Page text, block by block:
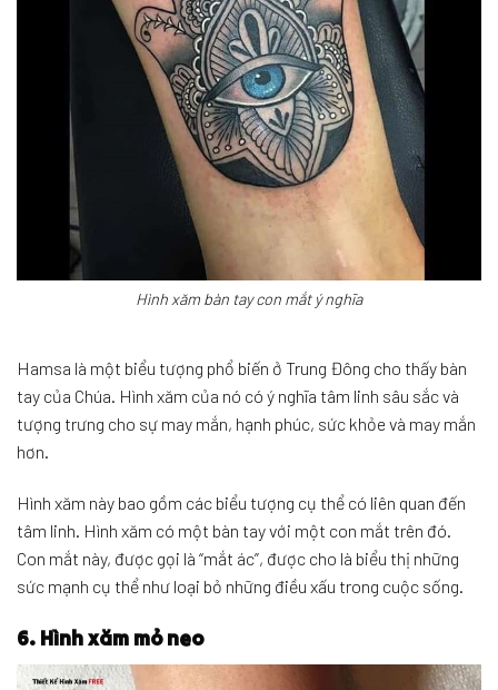
Hình xăm bàn tay con mắt ý nghĩa
Hamsa là một biểu tượng phổ biến ở Trung Đông cho thấy bàn
tay của Chúa. Hình xăm của nó có ý nghĩa tâm linh sâu sắc và
tượng trưng cho sự may mắn, hạnh phúc, sức khỏe và may mắn
hơn.
Hình xăm này bao gồm các biểu tượng cụ thể có liên quan đến
tâm linh. Hình xăm có một bàn tay với một con mắt trên đó.
Con mắt này, được gọi là “mắt ác”, được cho là biểu thị những
sức mạnh cụ thể như loại bỏ những điều xấu trong cuộc sống.
6. Hình xăm mỏ neo